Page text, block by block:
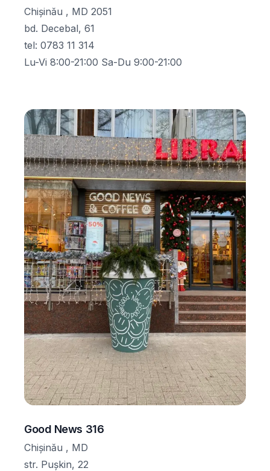
Chișinău , MD 2051
bd. Decebal, 61
tel: 0783 11 314
Lu-Vi 8:00-21:00 Sa-Du 9:00-21:00
Good News 316
Chișinău , MD
str. Pușkin, 22